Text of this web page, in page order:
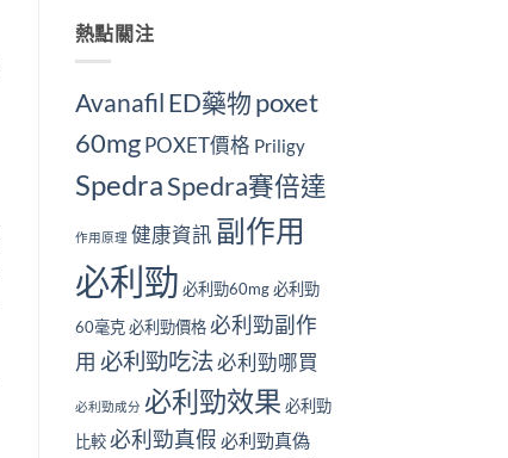
熱點關注
Avanafil ED藥物 poxet
60mg POXET價格 Priligy
SpedraSpedra賽倍達
作用原理 健康資訊 副作用
必利勁 必利勁60mg 必利勁
60毫克 必利勁價格 必利勁副作
用 必利勁吃法必利勁哪買
必利勁成分 必利勁效果 必利勁
比較 必利勁真假 必利勁真偽